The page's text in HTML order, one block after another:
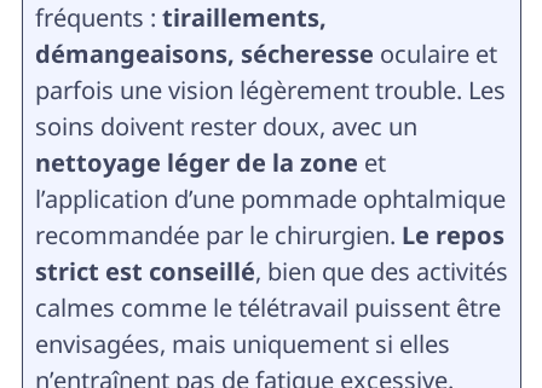
fréquents : tiraillements,
démangeaisons, sécheresse oculaire et
parfois une vision légèrement trouble. Les
soins doivent rester doux, avec un
nettoyage léger de la zone et
l’application d’une pommade ophtalmique
recommandée par le chirurgien. Le repos
strict est conseillé, bien que des activités
calmes comme le télétravail puissent être
envisagées, mais uniquement si elles
n’entraînent pas de fatigue excessive.